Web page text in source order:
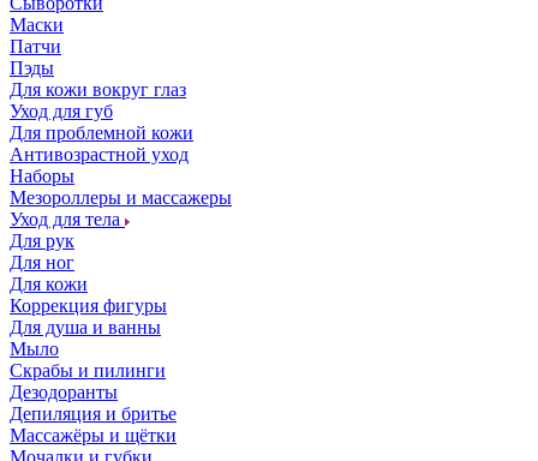
Маски
Патчи
Пэды
Для кожи вокруг глаз
Уход для губ
Для проблемной кожи
Антивозрастной уход
Наборы
Мезороллеры и массажеры
Уход для тела
Для рук
Для ног
Для кожи
Коррекция фигуры
Для душа и ванны
Мыло
Скрабы и пилинги
Дезодоранты
Депиляция и бритье
Массажёры и щётки